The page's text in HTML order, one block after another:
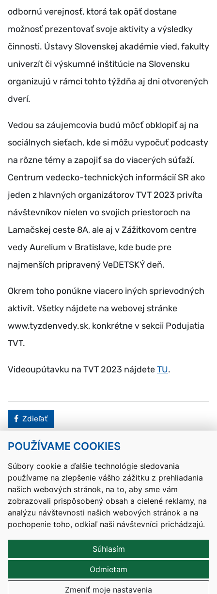
POUŽÍVAME COOKIES
Súbory cookie a ďalšie technológie sledovania
používame na zlepšenie vášho zážitku z prehliadania
našich webových stránok, na to, aby sme vám
zobrazovali prispôsobený obsah a cielené reklamy, na
analýzu návštevnosti našich webových stránok a na
pochopenie toho, odkiaľ naši návštevníci prichádzajú.
Súhlasím
Odmietam
Zmeniť moje nastavenia
odbornú verejnosť, ktorá tak opäť dostane
možnosť prezentovať svoje aktivity a výsledky
činnosti. Ústavy Slovenskej akadémie vied, fakulty
univerzít či výskumné inštitúcie na Slovensku
organizujú v rámci tohto týždňa aj dni otvorených
dverí.
Vedou sa záujemcovia budú môcť obklopiť aj na
sociálnych sieťach, kde si môžu vypočuť podcasty
na rôzne témy a zapojiť sa do viacerých súťaží.
Centrum vedecko-technických informácií SR ako
jeden z hlavných organizátorov TVT 2023 privíta
návštevníkov nielen vo svojich priestoroch na
Lamačskej ceste 8A, ale aj v Zážitkovom centre
vedy Aurelium v Bratislave, kde bude pre
najmenších pripravený VeDETSKÝ deň.
Okrem toho ponúkne viacero iných sprievodných
aktivít. Všetky nájdete na webovej stránke
www.tyzdenvedy.sk, konkrétne v sekcii Podujatia
TVT.
Videoupútavku na TVT 2023 nájdeteTU.
Facebook
Zdieľať
Kontakty Mapa stránky RSS
Vyhlásenie o prístupnosti
Nastavenia cookies
Prevádzkovateľom služby je Ministerstvo školstva, výskumu,
vývoja a mládeže Slovenskej republiky.